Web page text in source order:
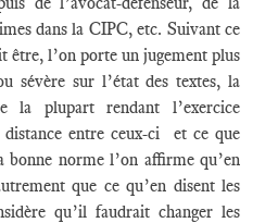
dans la CIPC, etc. Suivant ce
être, l’on porte un jugement plus
sévère sur l’état des textes, la
la plupart rendant l’exercice
entre ceux-ci et ce que
bonne norme l’on affirme qu’en
que ce qu’en disent les
qu’il faudrait changer les